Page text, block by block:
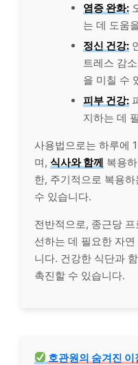
염증 완화:
는 데 도움
정신 건강:
트레스 감
을 미칠 수
피부 건강:
지하는 데
사용법으로는 하루에
며, 식사와 함께 복용
한, 주기적으로 복용
수 있습니다.
전반적으로, 종근당
선하는 데 필요한 자
니다. 건강한 식단과
촉진할 수 있습니다.
호관원의 숨겨진